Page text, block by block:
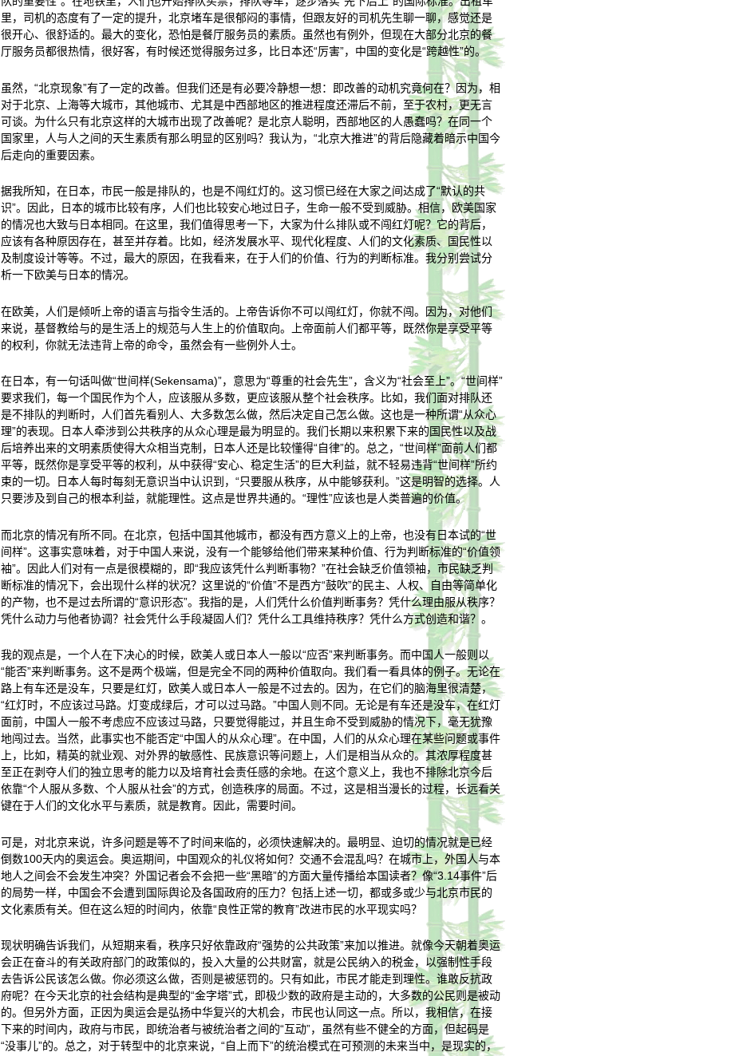
里，司机的态度有了一定的提升，北京堵车是很郁闷的事情，但跟友好的司机先生聊一聊，感觉还是
很开心、很舒适的。最大的变化，恐怕是餐厅服务员的素质。虽然也有例外，但现在大部分北京的餐
厅服务员都很热情，很好客，有时候还觉得服务过多，比日本还“厉害”，中国的变化是“跨越性”的。
虽然，“北京现象”有了一定的改善。但我们还是有必要冷静想一想：即改善的动机究竟何在？因为，相
对于北京、上海等大城市，其他城市、尤其是中西部地区的推进程度还滞后不前，至于农村，更无言
可谈。为什么只有北京这样的大城市出现了改善呢？是北京人聪明，西部地区的人愚蠢吗？在同一个
国家里，人与人之间的天生素质有那么明显的区别吗？我认为，“北京大推进”的背后隐藏着暗示中国今
后走向的重要因素。
据我所知，在日本，市民一般是排队的，也是不闯红灯的。这习惯已经在大家之间达成了“默认的共
识”。因此，日本的城市比较有序，人们也比较安心地过日子，生命一般不受到威胁。相信，欧美国家
的情况也大致与日本相同。在这里，我们值得思考一下，大家为什么排队或不闯红灯呢？它的背后，
应该有各种原因存在，甚至并存着。比如，经济发展水平、现代化程度、人们的文化素质、国民性以
及制度设计等等。不过，最大的原因，在我看来，在于人们的价值、行为的判断标准。我分别尝试分
析一下欧美与日本的情况。
在欧美，人们是倾听上帝的语言与指令生活的。上帝告诉你不可以闯红灯，你就不闯。因为，对他们
来说，基督教给与的是生活上的规范与人生上的价值取向。上帝面前人们都平等，既然你是享受平等
的权利，你就无法违背上帝的命令，虽然会有一些例外人士。
在日本，有一句话叫做“世间样(Sekensama)”，意思为“尊重的社会先生”，含义为“社会至上”。“世间样”
要求我们，每一个国民作为个人，应该服从多数，更应该服从整个社会秩序。比如，我们面对排队还
是不排队的判断时，人们首先看别人、大多数怎么做，然后决定自己怎么做。这也是一种所谓“从众心
理”的表现。日本人牵涉到公共秩序的从众心理是最为明显的。我们长期以来积累下来的国民性以及战
后培养出来的文明素质使得大众相当克制，日本人还是比较懂得“自律”的。总之，“世间样”面前人们都
平等，既然你是享受平等的权利，从中获得“安心、稳定生活”的巨大利益，就不轻易违背“世间样”所约
束的一切。日本人每时每刻无意识当中认识到，“只要服从秩序，从中能够获利。”这是明智的选择。人
只要涉及到自己的根本利益，就能理性。这点是世界共通的。“理性”应该也是人类普遍的价值。
而北京的情况有所不同。在北京，包括中国其他城市，都没有西方意义上的上帝，也没有日本试的“世
间样”。这事实意味着，对于中国人来说，没有一个能够给他们带来某种价值、行为判断标准的“价值领
袖”。因此人们对有一点是很模糊的，即“我应该凭什么判断事物？”在社会缺乏价值领袖，市民缺乏判
断标准的情况下，会出现什么样的状况？这里说的“价值”不是西方“鼓吹”的民主、人权、自由等简单化
的产物，也不是过去所谓的“意识形态”。我指的是，人们凭什么价值判断事务？凭什么理由服从秩序？
凭什么动力与他者协调？社会凭什么手段凝固人们？凭什么工具维持秩序？凭什么方式创造和谐？。
我的观点是，一个人在下决心的时候，欧美人或日本人一般以“应否”来判断事务。而中国人一般则以
“能否”来判断事务。这不是两个极端，但是完全不同的两种价值取向。我们看一看具体的例子。无论在
路上有车还是没车，只要是红灯，欧美人或日本人一般是不过去的。因为，在它们的脑海里很清楚，
“红灯时，不应该过马路。灯变成绿后，才可以过马路。”中国人则不同。无论是有车还是没车，在红灯
面前，中国人一般不考虑应不应该过马路，只要觉得能过，并且生命不受到威胁的情况下，毫无犹豫
地闯过去。当然，此事实也不能否定“中国人的从众心理”。在中国，人们的从众心理在某些问题或事件
上，比如，精英的就业观、对外界的敏感性、民族意识等问题上，人们是相当从众的。其浓厚程度甚
至正在剥夺人们的独立思考的能力以及培育社会责任感的余地。在这个意义上，我也不排除北京今后
依靠“个人服从多数、个人服从社会”的方式，创造秩序的局面。不过，这是相当漫长的过程，长远看关
键在于人们的文化水平与素质，就是教育。因此，需要时间。
可是，对北京来说，许多问题是等不了时间来临的，必须快速解决的。最明显、迫切的情况就是已经
倒数100天内的奥运会。奥运期间，中国观众的礼仪将如何？交通不会混乱吗？在城市上，外国人与本
地人之间会不会发生冲突？外国记者会不会把一些“黑暗”的方面大量传播给本国读者？像“3.14事件”后
的局势一样，中国会不会遭到国际舆论及各国政府的压力？包括上述一切，都或多或少与北京市民的
文化素质有关。但在这么短的时间内，依靠“良性正常的教育”改进市民的水平现实吗？
现状明确告诉我们，从短期来看，秩序只好依靠政府“强势的公共政策”来加以推进。就像今天朝着奥运
会正在奋斗的有关政府部门的政策似的，投入大量的公共财富，就是公民纳入的税金，以强制性手段
去告诉公民该怎么做。你必须这么做，否则是被惩罚的。只有如此，市民才能走到理性。谁敢反抗政
府呢？在今天北京的社会结构是典型的“金字塔”式，即极少数的政府是主动的，大多数的公民则是被动
的。但另外方面，正因为奥运会是弘扬中华复兴的大机会，市民也认同这一点。所以，我相信，在接
下来的时间内，政府与市民，即统治者与被统治者之间的“互动”，虽然有些不健全的方面，但起码是
“没事儿”的。总之，对于转型中的北京来说，“自上而下”的统治模式在可预测的未来当中，是现实的，